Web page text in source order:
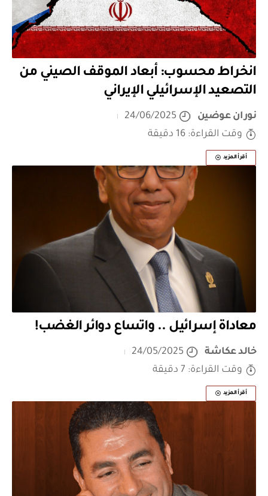
انخراط محسوب: أبعاد الموقف الصيني من
التصعيد الإسرائيلي الإيراني
نوران عوضين
24/06/2025
وقت القراءة: 16 دقيقة
أقرأ المزيد
معاداة إسرائيل .. واتساع دوائر الغضب!
خالد عكاشة
24/05/2025
وقت القراءة: 7 دقيقة
أقرأ المزيد